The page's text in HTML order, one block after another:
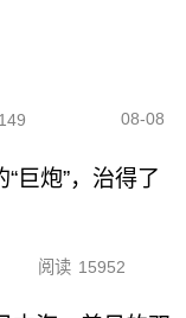
08-08
巨炮”，治得了
阅读 15952